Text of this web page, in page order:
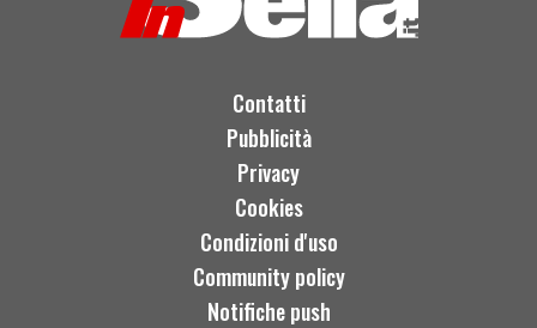
Contatti
Pubblicità
Privacy
Cookies
Condizioni d'uso
Community policy
Notifiche push